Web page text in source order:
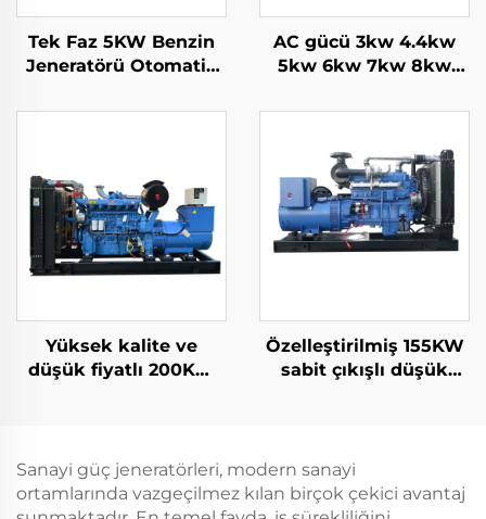
Tek Faz 5KW Benzin
Jeneratörü Otomatik
Hava Soğutmalı Motor
Frekans 50HZ/60HZ
AC gücü 3kw 4.4kw
5kw 6kw 7kw 8kw
Soğutmalı Benzinli
Yüksek kalite ve
düşük fiyatlı 200KW
Özelleştirilmiş 155KW
sabit çıkışlı düşük
Sanayi güç jeneratörleri, modern sanayi
ortamlarında vazgeçilmez kılan birçok çekici avantaj